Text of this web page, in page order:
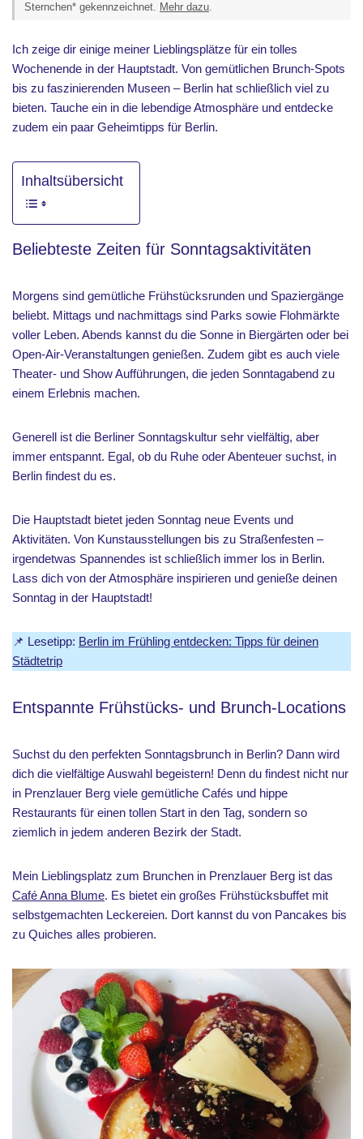
Sternchen* gekennzeichnet. Mehr dazu.
Ich zeige dir einige meiner Lieblingsplätze für ein tolles
Wochenende in der Hauptstadt. Von gemütlichen Brunch-Spots
bis zu faszinierenden Museen – Berlin hat schließlich viel zu
bieten. Tauche ein in die lebendige Atmosphäre und entdecke
zudem ein paar Geheimtipps für Berlin.
Inhaltsübersicht
Beliebteste Zeiten für Sonntagsaktivitäten
Morgens sind gemütliche Frühstücksrunden und Spaziergänge
beliebt. Mittags und nachmittags sind Parks sowie Flohmärkte
voller Leben. Abends kannst du die Sonne in Biergärten oder bei
Open-Air-Veranstaltungen genießen. Zudem gibt es auch viele
Theater- und Show Aufführungen, die jeden Sonntagabend zu
einem Erlebnis machen.
Generell ist die Berliner Sonntagskultur sehr vielfältig, aber
immer entspannt. Egal, ob du Ruhe oder Abenteuer suchst, in
Berlin findest du es.
Die Hauptstadt bietet jeden Sonntag neue Events und
Aktivitäten. Von Kunstausstellungen bis zu Straßenfesten –
irgendetwas Spannendes ist schließlich immer los in Berlin.
Lass dich von der Atmosphäre inspirieren und genieße deinen
Sonntag in der Hauptstadt!
📌 Lesetipp: Berlin im Frühling entdecken: Tipps für deinen
Städtetrip
Entspannte Frühstücks- und Brunch-Locations
Suchst du den perfekten Sonntagsbrunch in Berlin? Dann wird
dich die vielfältige Auswahl begeistern! Denn du findest nicht nur
in Prenzlauer Berg viele gemütliche Cafés und hippe
Restaurants für einen tollen Start in den Tag, sondern so
ziemlich in jedem anderen Bezirk der Stadt.
Mein Lieblingsplatz zum Brunchen in Prenzlauer Berg ist das
Café Anna Blume. Es bietet ein großes Frühstücksbuffet mit
selbstgemachten Leckereien. Dort kannst du von Pancakes bis
zu Quiches alles probieren.